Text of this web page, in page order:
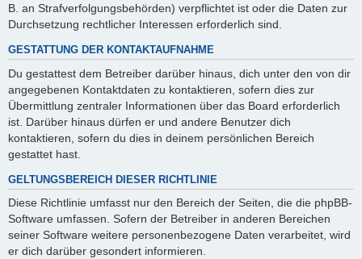
B. an Strafverfolgungsbehörden) verpflichtet ist oder die Daten zur
Durchsetzung rechtlicher Interessen erforderlich sind.
GESTATTUNG DER KONTAKTAUFNAHME
Du gestattest dem Betreiber darüber hinaus, dich unter den von dir
angegebenen Kontaktdaten zu kontaktieren, sofern dies zur
Übermittlung zentraler Informationen über das Board erforderlich
ist. Darüber hinaus dürfen er und andere Benutzer dich
kontaktieren, sofern du dies in deinem persönlichen Bereich
gestattet hast.
GELTUNGSBEREICH DIESER RICHTLINIE
Diese Richtlinie umfasst nur den Bereich der Seiten, die die phpBB-
Software umfassen. Sofern der Betreiber in anderen Bereichen
seiner Software weitere personenbezogene Daten verarbeitet, wird
er dich darüber gesondert informieren.